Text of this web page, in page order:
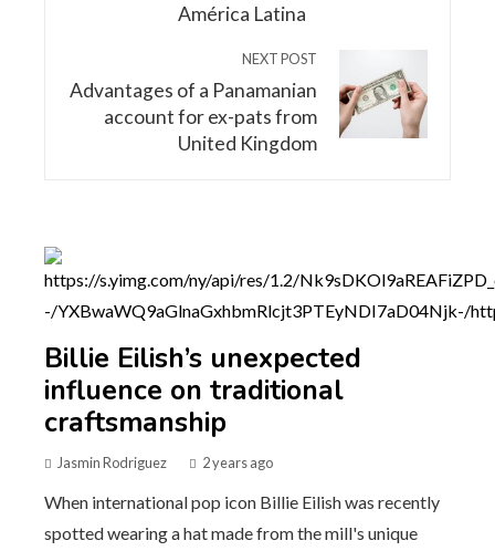
América Latina
NEXT POST
Advantages of a Panamanian
account for ex-pats from
United Kingdom
Billie Eilish’s unexpected
influence on traditional
craftsmanship
Jasmin Rodriguez 2 years ago
When international pop icon Billie Eilish was recently
spotted wearing a hat made from the mill's unique